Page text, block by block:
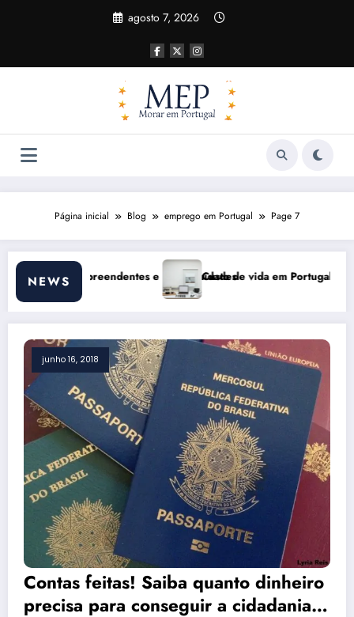
agosto 7, 2026
Página inicial Blog emprego em Portugal Page 7
NEWS
impactos reais e ajustes necessáriosComunicação com Balcões
junho 16, 2018
Contas feitas! Saiba quanto dinheiro
precisa para conseguir a cidadania